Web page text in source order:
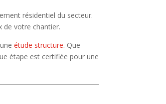
résidentiel du secteur.
de votre chantier.
étude structure. Que
étape est certifiée pour une